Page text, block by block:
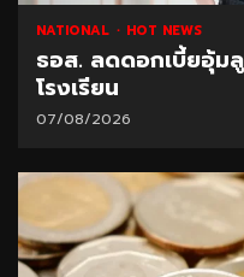
NATIONAL HOT NEWS
ธอส. ลดดอกเบี้ยอุ้ม
โรงเรียน
07/08/2026